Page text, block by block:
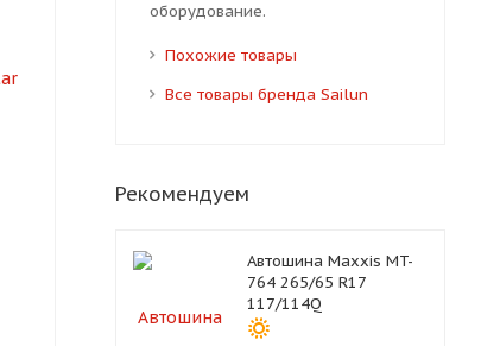
Автошина Sonix L-Zeal 56
под заказ 7-10 дней
оборудование.
Похожие товары
Все товары бренда Sailun
Рекомендуем
Автошина Maxxis MT-
764 265/65 R17
117/114Q